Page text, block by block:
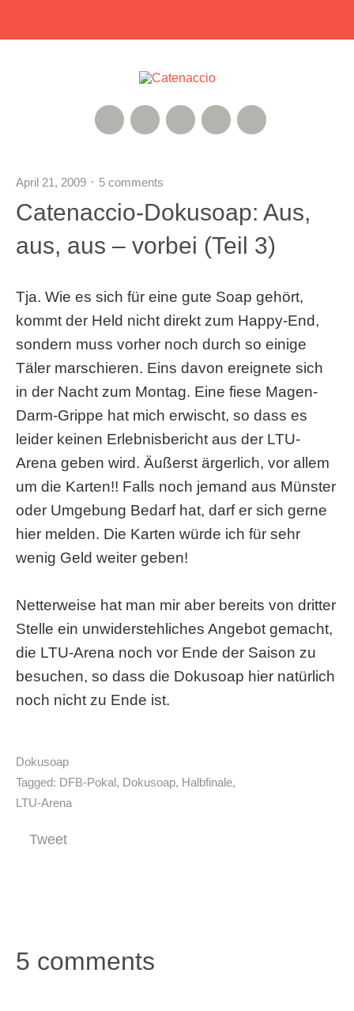
Twitter
Google+
Instagram
Xing
RSS Feed
April 21, 2009 5 comments
Catenaccio-Dokusoap: Aus,
aus, aus – vorbei (Teil 3)
Tja. Wie es sich für eine gute Soap gehört,
kommt der Held nicht direkt zum Happy-End,
sondern muss vorher noch durch so einige
Täler marschieren. Eins davon ereignete sich
in der Nacht zum Montag. Eine fiese Magen-
Darm-Grippe hat mich erwischt, so dass es
leider keinen Erlebnisbericht aus der LTU-
Arena geben wird. Äußerst ärgerlich, vor allem
um die Karten!! Falls noch jemand aus Münster
oder Umgebung Bedarf hat, darf er sich gerne
hier melden. Die Karten würde ich für sehr
wenig Geld weiter geben!
Netterweise hat man mir aber bereits von dritter
Stelle ein unwiderstehliches Angebot gemacht,
die LTU-Arena noch vor Ende der Saison zu
besuchen, so dass die Dokusoap hier natürlich
noch nicht zu Ende ist.
Dokusoap
Tagged: DFB-Pokal, Dokusoap, Halbfinale,
LTU-Arena
Tweet
5 comments